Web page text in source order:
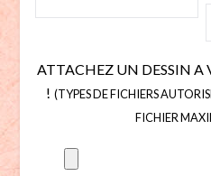
ATTACHEZ UN DESSIN
! (TYPES DE FICHIERS
FICHIER